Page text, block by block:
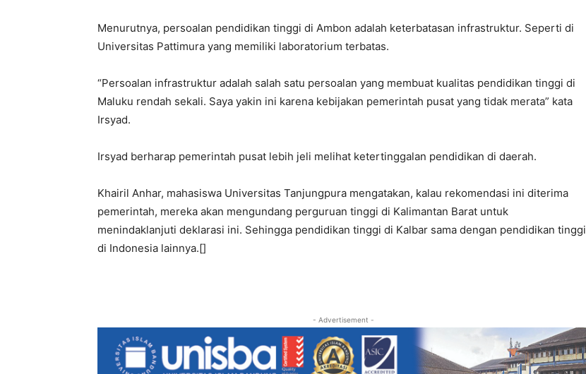
Menurutnya, persoalan pendidikan tinggi di Ambon adalah keterbatasan infrastruktur. Seperti di
Universitas Pattimura yang memiliki laboratorium terbatas.
“Persoalan infrastruktur adalah salah satu persoalan yang membuat kualitas pendidikan tinggi di
Maluku rendah sekali. Saya yakin ini karena kebijakan pemerintah pusat yang tidak merata” kata
Irsyad.
Irsyad berharap pemerintah pusat lebih jeli melihat ketertinggalan pendidikan di daerah.
Khairil Anhar, mahasiswa Universitas Tanjungpura mengatakan, kalau rekomendasi ini diterima
pemerintah, mereka akan mengundang perguruan tinggi di Kalimantan Barat untuk
menindaklanjuti deklarasi ini. Sehingga pendidikan tinggi di Kalbar sama dengan pendidikan tinggi
di Indonesia lainnya.[]
- Advertisement -